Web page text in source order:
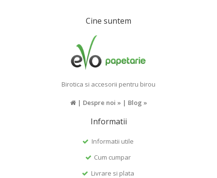
Cine suntem
Birotica si accesorii pentru birou
| Despre noi » | Blog »
Informatii
Informatii utile
Cum cumpar
Livrare si plata